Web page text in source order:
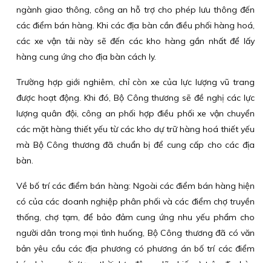
ngành giao thông, công an hỗ trợ cho phép lưu thông đến
các điểm bán hàng. Khi các địa bàn cần điều phối hàng hoá,
các xe vận tải này sẽ đến các kho hàng gần nhất để lấy
hàng cung ứng cho địa bàn cách ly.
Trường hợp giới nghiêm, chỉ còn xe của lực lượng vũ trang
được hoạt động. Khi đó, Bộ Công thương sẽ đề nghị các lực
lượng quân đội, công an phối hợp điều phối xe vận chuyển
các mặt hàng thiết yếu từ các kho dự trữ hàng hoá thiết yếu
mà Bộ Công thương đã chuẩn bị để cung cấp cho các địa
bàn.
Về bố trí các điểm bán hàng: Ngoài các điểm bán hàng hiện
có của các doanh nghiệp phân phối và các điểm chợ truyền
thống, chợ tạm, để bảo đảm cung ứng nhu yếu phẩm cho
người dân trong mọi tình huống, Bộ Công thương đã có văn
bản yêu cầu các địa phương có phương án bố trí các điểm